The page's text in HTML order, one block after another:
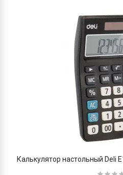
Калькулятор настольный Deli